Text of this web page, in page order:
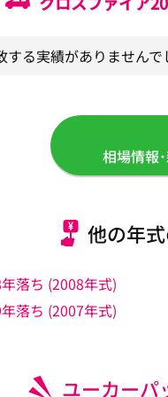
する実績がありません
相場情報
他の年
落ち (2008年式)
落ち (2007年式)
ユーカーパ